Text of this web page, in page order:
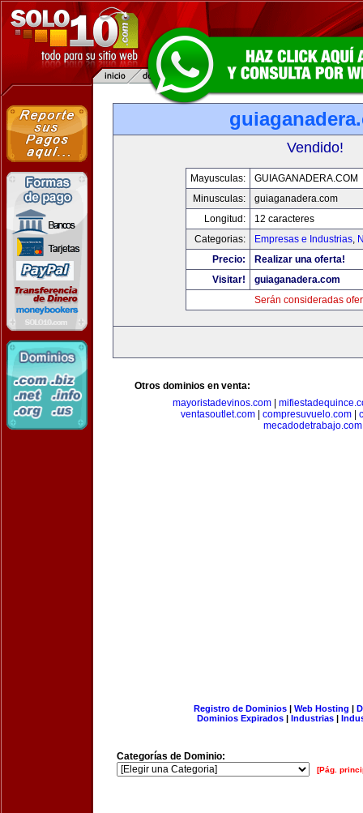
Vendido!
Mayusculas:
GUIAGANADERA.COM
Minusculas:
guiaganadera.com
Longitud:
12 caracteres
Categorias:
Empresas e Industrias,
Precio:
Realizar una oferta!
Visitar!
guiaganadera.com
Serán consideradas
Otros dominios en venta:
mayoristadevinos.com
ventasoutlet.com
compresuvuelo.com
mecadodetrabajo.com
Registro de Dominios| Web Hosting |
Dominios Expirados | Industrias |
Categorías de Dominio:
[Pág.